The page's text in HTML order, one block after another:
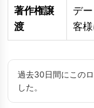
著作権譲
渡
デ
客
過去30日間にこの
した。